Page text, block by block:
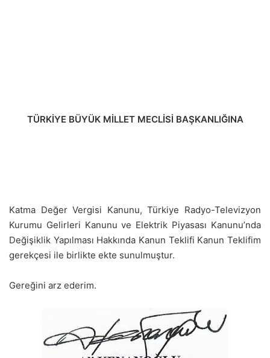
TÜRKİYE BÜYÜK MİLLET MECLİSİ BAŞKANLIĞINA
Katma Değer Vergisi Kanunu, Türkiye Radyo-Televizyon
Kurumu Gelirleri Kanunu ve Elektrik Piyasası Kanunu’nda
Değişiklik Yapılması Hakkında Kanun Teklifi Kanun Teklifim
gerekçesi ile birlikte ekte sunulmuştur.
Gereğini arz ederim.